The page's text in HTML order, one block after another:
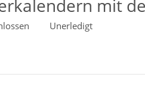
mit
Unerledigt